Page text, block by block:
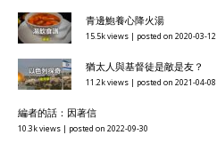
青邊鮑養心降火湯
15.5k views | posted on 2020-03-12
猶太人與基督徒是敵是友？
11.2k views | posted on 2021-04-08
編者的話：因著信
10.3k views | posted on 2022-09-30